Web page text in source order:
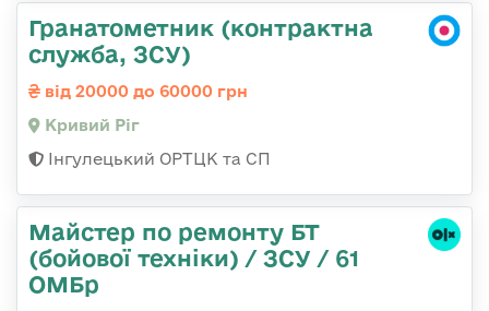
Гранатометник (контрактна
служба, ЗСУ)
від 20000 до 60000 грн
Кривий Ріг
Інгулецький ОРТЦК та СП
Майстер по ремонту БТ
(бойової техніки) / ЗСУ / 61
ОМБр